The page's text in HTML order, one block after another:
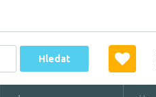
Hledat